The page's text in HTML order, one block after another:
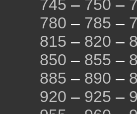
745 – 750 –
780 – 785 –
815 – 820 –
850 – 855 –
885 – 890 –
920 – 925 –